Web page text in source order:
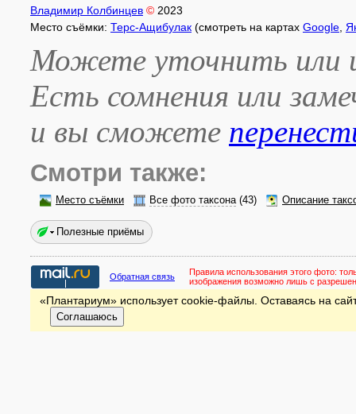
Владимир Колбинцев © 2023
Место съёмки: Терс-Ащибулак (смотреть на картах Google
Можете уточнить или
Есть сомнения или
и вы сможете
Смотри также:
Место съёмки Все фото таксона(43) Описание
Полезные приёмы
Обратная связь Правила использования этого фото:
изображения возможно лишь с
«Плантариум» использует cookie-файлы. Оставаясь на
Соглашаюсь